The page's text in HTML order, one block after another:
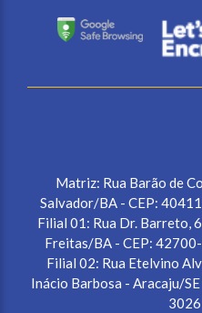
Matriz: Rua Barão de
Salvador/BA - CEP:
Filial 01: Rua Dr. Barreto,
Freitas/BA - CEP:
Filial 02: Rua Etelvino
Inácio Barbosa - Aracaju/